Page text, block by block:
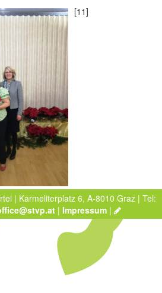
[11]
| Karmeliterplatz 6, A-8010 Graz | Tel:
| Impressum |